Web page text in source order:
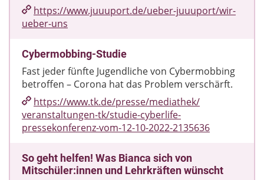
https://www.juuuport.de/​ueber-juuuport/​wir-
ueber-uns
Cybermobbing-Studie
Fast jeder fünfte Jugend­liche von Cyber­mob­bing
betroffen – Corona hat das Problem verschärft.
https://www.tk.de/​presse/​mediathek/​
veranstaltungen-tk/​studie-cyberlife-
pressekonferenz-vom-12-10-2022-2135636
So geht helfen! Was Bianca sich von
Mitschüler:innen und Lehrkräften wünscht